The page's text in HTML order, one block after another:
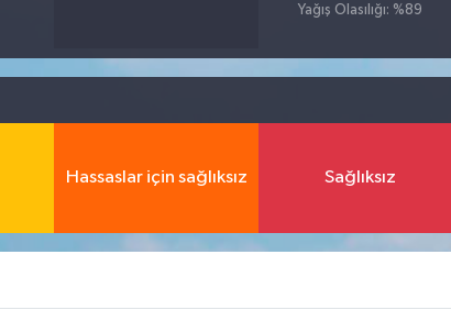
Yağış Olasılığı: %89
Hassaslar için sağlıksız Sağlıksız